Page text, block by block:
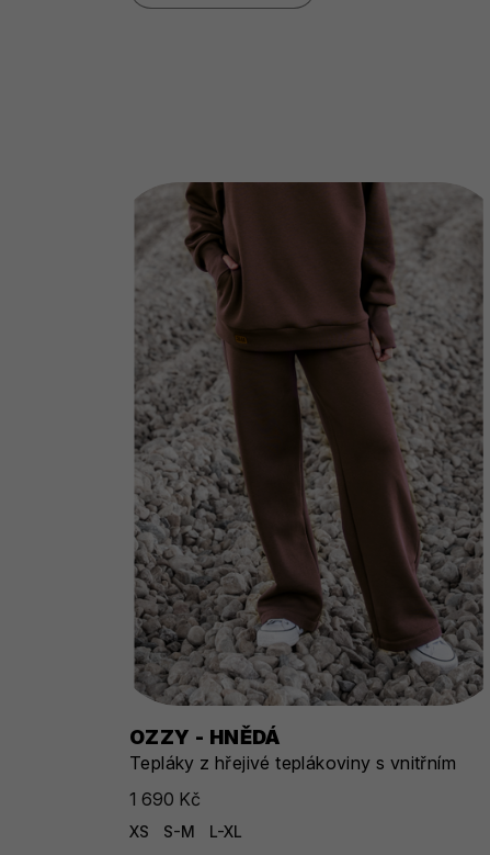
OZZY - HNĚDÁ
Tepláky z hřejivé teplákoviny s vnitřním
chloupkem
1 690 Kč
XS S-M L-XL